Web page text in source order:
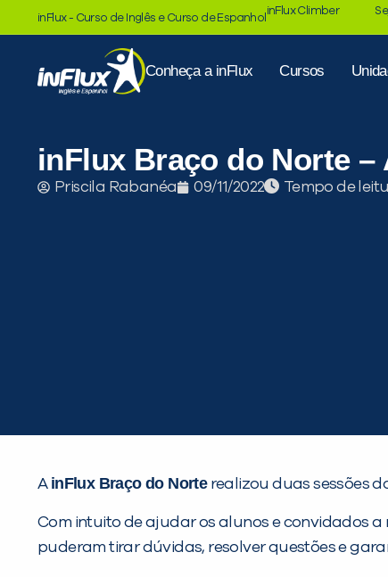
inFlux - Curso de Inglês e Curso de Espanhol
inFlux Climber
Conheça a inFlux Cursos
inFlux Braço do Norte –
Priscila Rabanéa 09/11/2022 Tempo de
A inFlux Braço do Norterealizou duas sessões
Com intuito de ajudar os alunos e convidados a
puderam tirar dúvidas, resolver questões e